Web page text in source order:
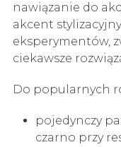
nawiązanie do
akcent
eksperymentów,
ciekawsze
Do popularnych
pojedynczy
czarno przy